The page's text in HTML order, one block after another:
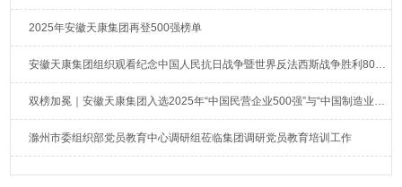
2025年安徽天康集团再登500强榜单
安徽天康集团组织观看纪念中国人民抗日战争暨世界反法西斯战争胜利80周年大会直播
双榜加冕｜安徽天康集团入选2025年“中国民营企业500强”与“中国制造业民营企业500强”榜单
滁州市委组织部党员教育中心调研组莅临集团调研党员教育培训工作